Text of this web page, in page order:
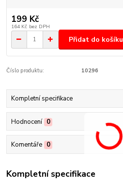
199 Kč
164 Kč bez DPH
Přidat do košíku
Číslo produktu: 10296
Kompletní specifikace
Hodnocení 0
Komentáře 0
Kompletní specifikace